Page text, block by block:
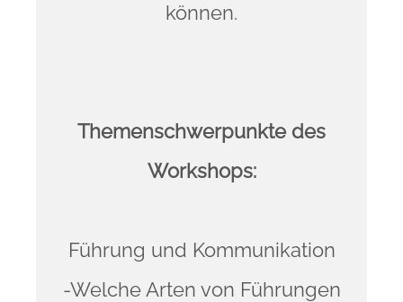
können.
Themenschwerpunkte des
Workshops:
Führung und Kommunikation
-Welche Arten von Führungen